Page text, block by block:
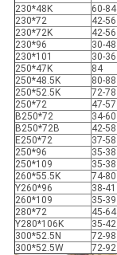
230*48K
60-84
230*72
42-56
230*72K
42-56
230*96
30-48
230*101
30-36
250*47K
84
250*48.5K
80-88
250*52.5K
72-78
250*72
47-57
B250*72
34-60
B250*72B
42-58
E250*72
37-58
250*96
35-38
250*109
35-38
260*55.5K
74-80
Y260*96
38-41
260*109
35-39
280*72
45-64
Y280*106K
35-42
300*52.5N
72-98
300*52.5W
72-92